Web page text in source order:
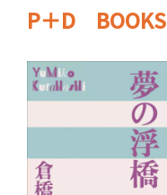
P＋D BOOKS